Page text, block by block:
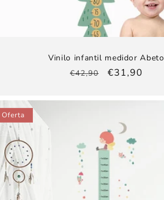
Vinilo infantil medidor Abeto
Precio
€42,90
Precio
oferta
€31,90
Oferta